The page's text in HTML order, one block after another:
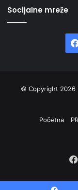
Socijalne mreže
© Copyright 2026
Početna